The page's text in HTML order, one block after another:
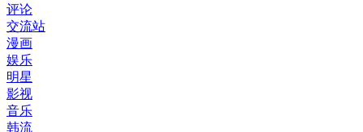
评论
交流站
漫画
娱乐
明星
影视
音乐
韩流